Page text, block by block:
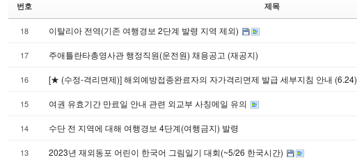
번호 제목
18 이탈리아 전역(기존 여행경보 2단계 발령 지역 제외)
17 주애틀란타총영사관 행정직원(운전원) 채용공고 (재공지)
16 [★ (수정-격리면제)] 해외예방접종완료자의 자가격리면제 발급 세부지침 안내 (6.24)
15 여권 유효기간 만료일 안내 관련 외교부 사칭메일 유의
14 수단 전 지역에 대해 여행경보 4단계(여행금지) 발령
13 2023년 재외동포 어린이 한국어 그림일기 대회(~5/26 한국시간)